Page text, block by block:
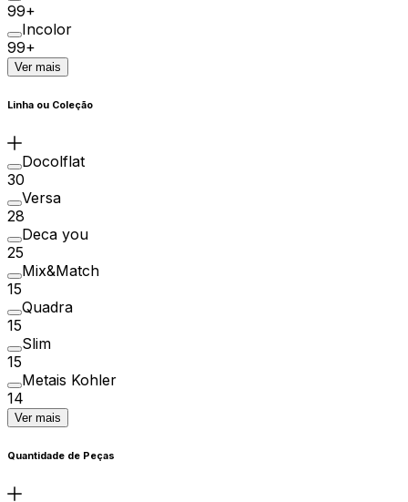
99+
Incolor
99+
Ver mais
Linha ou Coleção
Docolflat
30
Versa
28
Deca you
25
Mix&Match
15
Quadra
15
Slim
15
Metais Kohler
14
Ver mais
Quantidade de Peças